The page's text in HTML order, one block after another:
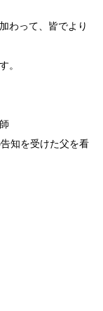
わって、皆でより
。
知を受けた父を看